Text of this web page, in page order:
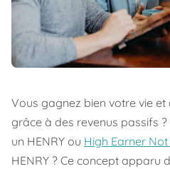
Vous gagnez bien votre vie
grâce à des revenus passifs
un HENRY ou High Earner Not
HENRY ? Ce concept apparu